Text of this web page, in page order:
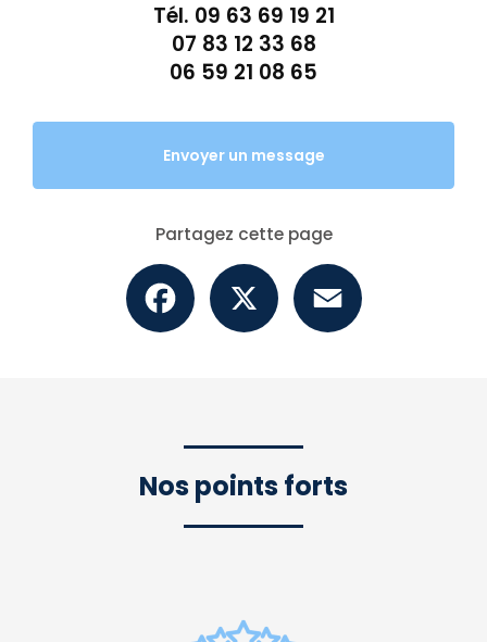
Tél. 09 63 69 19 21
07 83 12 33 68
06 59 21 08 65
Envoyer un message
Partagez cette page
Facebook
Nos points forts